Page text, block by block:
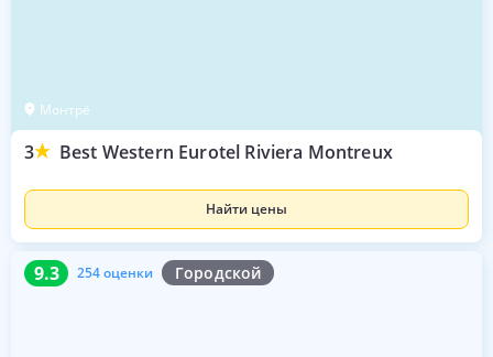
Монтрё
3 Best Western Eurotel Riviera Montreux
Найти цены
9.3 254 оценки Городской
9.3 254 оценки